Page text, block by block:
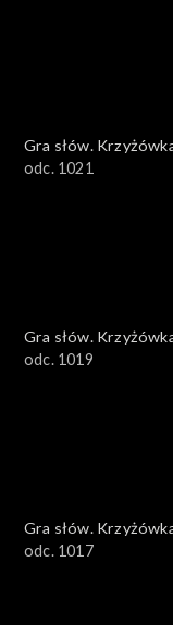
Gra słów.
odc. 1021
Gra słów.
odc. 1019
Gra słów.
odc. 1017